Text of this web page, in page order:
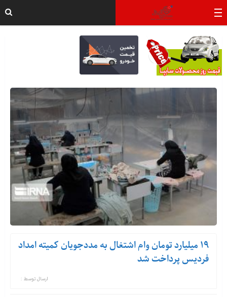
۱۹ میلیارد تومان وام اشتغال به مددجویان کمیته امداد
فردیس پرداخت شد
ارسال توسط :